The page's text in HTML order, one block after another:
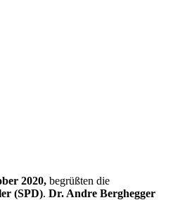
2020, begrüßten die
(SPD). Dr. Andre Berghegger